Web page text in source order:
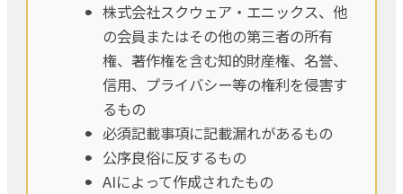
株式会社スクウェア・エニックス、他
の会員またはその他の第三者の所有
権、著作権を含む知的財産権、名誉、
信用、プライバシー等の権利を侵害す
るもの
必須記載事項に記載漏れがあるもの
公序良俗に反するもの
AIによって作成されたもの